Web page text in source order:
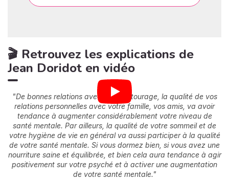
🎬 Retrouvez les explications de
Jean Doridot en vidéo
"De bonnes relations avec votre entourage, la qualité de vos
relations personnelles avec votre famille, vos amis, va avoir
tendance à augmenter considérablement votre niveau de
santé mentale. Par ailleurs, la qualité de votre sommeil et de
votre hygiène de vie en général va aussi participer à la qualité
de votre santé mentale. Si vous dormez bien, si vous avez une
nourriture saine et équilibrée, et bien cela aura tendance à agir
positivement sur votre psyché et à activer une augmentation
de votre santé mentale."